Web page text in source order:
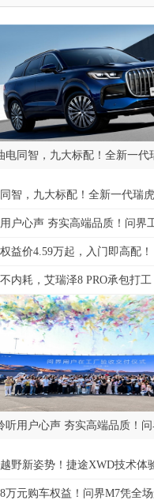
电同智，九大标配！全新一代
智，九大标配！全新一代瑞
户心声 夯实高端品质！问界
益价4.59万起，入门即高配！
内耗，艾瑞泽8 PRO承包打工
听用户心声 夯实高端品质！
野新姿势！捷途XWD技术体
万元购车权益！问界M7凭全